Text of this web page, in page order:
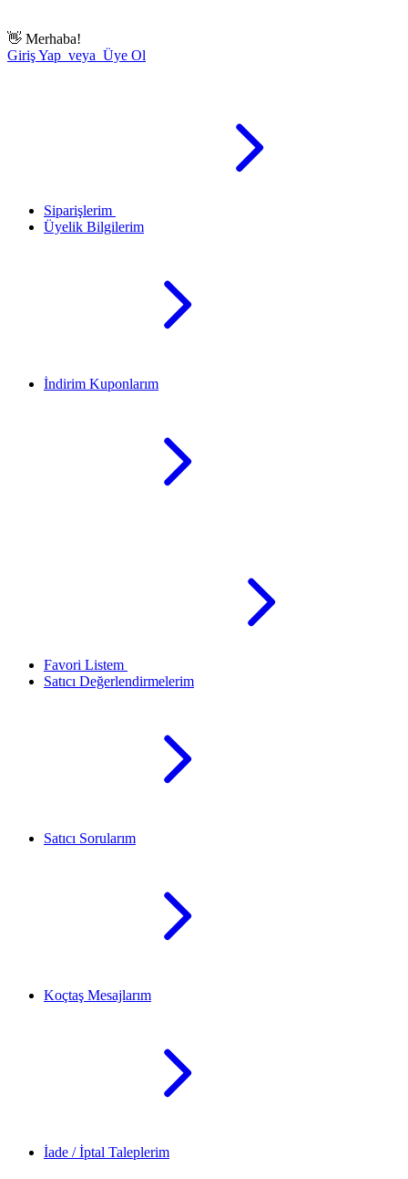
👋 Merhaba!
Giriş Yap veya Üye Ol
Siparişlerim
Üyelik Bilgilerim
İndirim Kuponlarım
Favori Listem
Satıcı Değerlendirmelerim
Satıcı Sorularım
Koçtaş Mesajlarım
İade / İptal Taleplerim